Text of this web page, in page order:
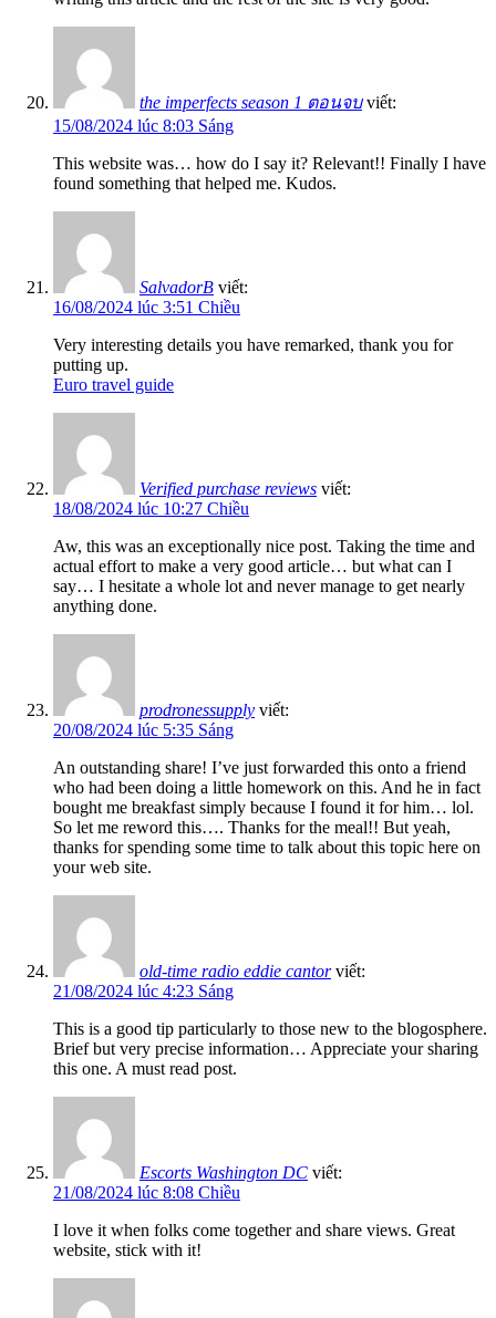
the imperfects season 1 ตอนจบ viết:
15/08/2024 lúc 8:03 Sáng
This website was… how do I say it? Relevant!! Finally I have
found something that helped me. Kudos.
SalvadorB viết:
16/08/2024 lúc 3:51 Chiều
Very interesting details you have remarked, thank you for
putting up.
Euro travel guide
Verified purchase reviews viết:
18/08/2024 lúc 10:27 Chiều
Aw, this was an exceptionally nice post. Taking the time and
actual effort to make a very good article… but what can I
say… I hesitate a whole lot and never manage to get nearly
anything done.
prodronessupply viết:
20/08/2024 lúc 5:35 Sáng
An outstanding share! I’ve just forwarded this onto a friend
who had been doing a little homework on this. And he in fact
bought me breakfast simply because I found it for him… lol.
So let me reword this…. Thanks for the meal!! But yeah,
thanks for spending some time to talk about this topic here on
your web site.
old-time radio eddie cantor viết:
21/08/2024 lúc 4:23 Sáng
This is a good tip particularly to those new to the blogosphere.
Brief but very precise information… Appreciate your sharing
this one. A must read post.
Escorts Washington DC viết:
21/08/2024 lúc 8:08 Chiều
I love it when folks come together and share views. Great
website, stick with it!